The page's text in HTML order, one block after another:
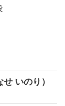
いのり）